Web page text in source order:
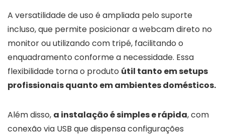
A versatilidade de uso é ampliada pelo suporte
incluso, que permite posicionar a webcam direto no
monitor ou utilizando com tripé, facilitando o
enquadramento conforme a necessidade. Essa
flexibilidade torna o produto útil tanto em setups
profissionais quanto em ambientes domésticos.
Além disso, a instalação é simples e rápida, com
conexão via USB que dispensa configurações